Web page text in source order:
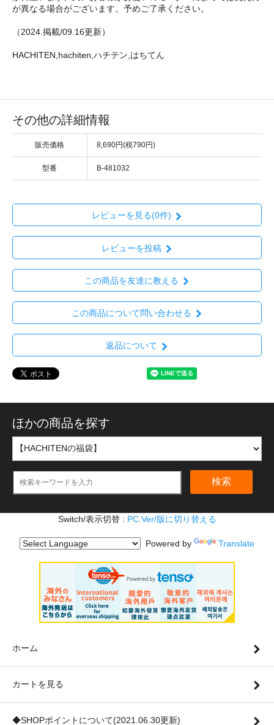
が異なる場合がございます。予めご了承ください。
（2024.掲載/09.16更新）
HACHITEN,hachiten,ハチテン,はちてん
その他の詳細情報
販売価格 8,690円(税790円)
型番 B-481032
レビューを見る(0件)
レビューを投稿
この商品を友達に教える
この商品について問い合わせる
返品について
ほかの商品を探す
検索
Switch/表示切替 : PC.Ver/版に切り替える
Powered by Translate
ホーム
カートを見る
◆SHOPポイントについて(2021.06.30更新)